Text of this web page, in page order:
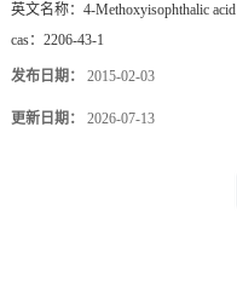
英文名称： 4-Methoxyisophthalic acid
cas： 2206-43-1
发布日期： 2015-02-03
更新日期： 2026-07-13